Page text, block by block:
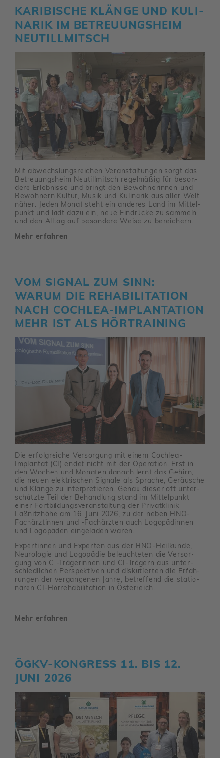
KARI­BI­SCHE KLÄNGE UND KULI­
NARIK IM BETREU­UNGS­HEIM
NEUTILL­MITSCH
Mit abwechs­lungs­rei­chen Veran­stal­tungen sorgt das
Betreu­ungs­heim Neutill­mitsch regel­mäßig für beson­
dere Erleb­nisse und bringt den Bewoh­ne­rinnen und
Bewoh­nern Kultur, Musik und Kuli­narik aus aller Welt
näher. Jeden Monat steht ein anderes Land im Mittel­
punkt und lädt dazu ein, neue Eindrücke zu sammeln
und den Alltag auf beson­dere Weise zu berei­chern.
Mehr erfahren
VOM SIGNAL ZUM SINN:
WARUM DIE REHA­BI­LI­TA­TION
NACH COCHLEA-IMPLAN­TA­TION
MEHR IST ALS HÖRTRAI­NING
Die erfolg­reiche Versor­gung mit einem Cochlea-
Implantat (CI) endet nicht mit der Opera­tion. Erst in
den Wochen und Monaten danach lernt das Gehirn,
die neuen elek­tri­schen Signale als Sprache, Geräu­sche
und Klänge zu inter­pre­tieren. Genau dieser oft unter­
schätzte Teil der Behand­lung stand im Mittel­punkt
einer Fort­bil­dungs­ver­an­stal­tung der Privat­klinik
Laßnitz­höhe am 16. Juni 2026, zu der neben HNO-
Fach­ärz­tinnen und -Fach­ärzten auch Logo­pä­dinnen
und Logo­päden einge­laden waren.
Exper­tinnen und Experten aus der HNO-Heil­kunde,
Neuro­logie und Logo­pädie beleuch­teten die Versor­
gung von CI-Träge­rinnen und CI-Trägern aus unter­
schied­li­chen Perspek­tiven und disku­tierten die Erfah­
rungen der vergan­genen Jahre, betref­fend die statio­
nären CI-Hörre­ha­bi­li­ta­tion in Öster­reich.
Mehr erfahren
ÖGKV-KONGRESS 11. BIS 12.
JUNI 2026